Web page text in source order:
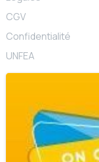
CGV
Confidentialité
UNFEA